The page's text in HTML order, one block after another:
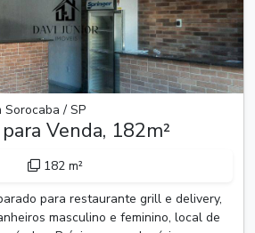
Sorocaba / SP
Venda, 182m²
182 m²
para restaurante grill e delivery,
masculino e feminino, local de